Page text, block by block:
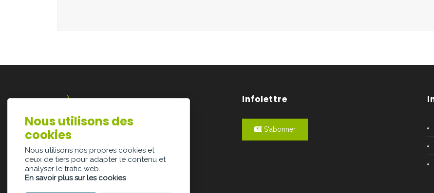
Lazarijstraat 168
3500 Hasselt
Infolettre
S'abonner
Nous utilisons des
cookies
Nous utilisons nos propres cookies et
ceux de tiers pour adapter le contenu et
analyser le trafic web.
En savoir plus sur les cookies